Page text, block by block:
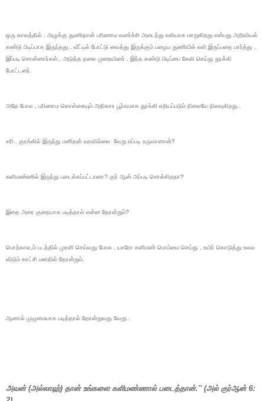
ஒரு காலத்தில் , அழுக்கு துணிதான் பரிணாம வளர்ச்சி அடைந்து எலியாக மாறுகிறது என்பது அறிவியல்
கண்டு பிடிப்பாக இருந்தது.. வீட்டில் போட்டு வைத்து இருக்கும் பழைய துணியில் எலி இருப்பதை பார்த்து ,
இப்படி சொன்னார்கள்.. அடுத்த தலை முறையினர் , இந்த கண்டு பிடிப்பை கேலி செய்து தூக்கி
போட்டனர்.
அதே போல , பரிணாம கொள்கையும் அதிகார பூர்வமாக தூக்கி எறியப்படும் நிலையே நிலவுகிறது..
சரி.. குரங்கில் இருந்து மனிதன் வரவில்லை வேறு எப்படி உருவானான்?
களிமண்ணில் இருந்து படைக்கப்பட்டானா? குர் ஆன் அப்படி சொல்கிறதா?
இதை அரை குறையாக படித்தால் என்ன தோன்றும்?
பொற்கால,ம் படத்தில் முரளி செய்வது போல , யாரோ களிமண் பொம்மை செய்து , உயிர் கொடுத்து உலவ
விடும் காட்சி மனதில் தோன்றும்.
ஆனால் முழுமையாக படித்தால் தோன்றுவது வேறு..
அவன் (அல்லாஹ்) தான் உங்களை களிமண்ணால் படைத்தான்.'' (அல் குர்ஆன் 6: